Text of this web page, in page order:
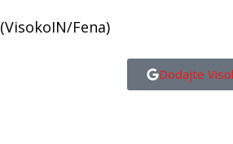
(VisokoIN/Fena)
Dodajte